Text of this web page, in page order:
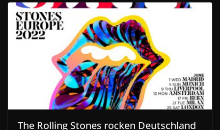
The Rolling Stones rocken Deutschland